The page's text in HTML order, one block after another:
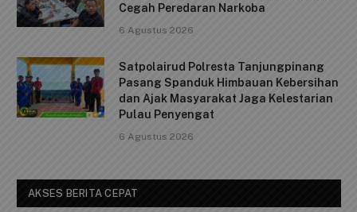
Cegah Peredaran Narkoba
6 Agustus 2026
Satpolairud Polresta Tanjungpinang
Pasang Spanduk Himbauan Kebersihan
dan Ajak Masyarakat Jaga Kelestarian
Pulau Penyengat
6 Agustus 2026
AKSES BERITA CEPAT